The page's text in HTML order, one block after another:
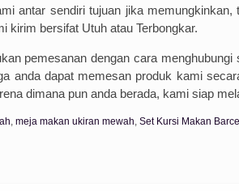
antar sendiri tujuan jika memungkinkan,
kirim bersifat Utuh atau Terbongkar.
pemesanan dengan cara menghubungi
anda dapat memesan produk kami
dimana pun anda berada, kami siap
, meja makan ukiran mewah, Set Kursi Makan